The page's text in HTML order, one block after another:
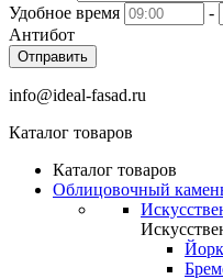
Удобное время
-
Антибот
Отправить
info@ideal-fasad.ru
Каталог товаров
Каталог товаров
Облицовочный